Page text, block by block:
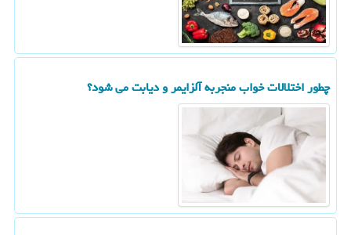
چطور اختلالات خواب منجربه آلزایمر و دیابت می شود؟